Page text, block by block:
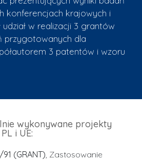
konferencjach krajowych i
udział w realizacji 3 grantów
przygotowanych dla
3 patentów i wzoru
wykonywane projekty
i UE:
(GRANT), Zastosowanie